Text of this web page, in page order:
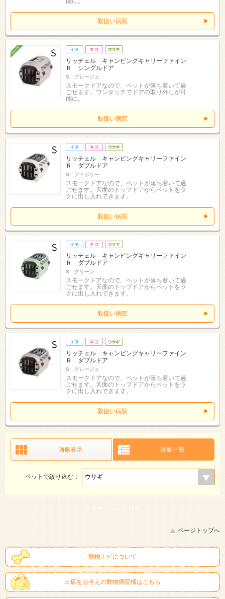
取扱い病院
リッチェル キャンピングキャリーファイン
Ｒ シングルドア
S グレージュ
スモークドアなので、ペットが落ち着いて過
ごせます。ワンタッチでドアの取り外しが可
能に。
取扱い病院
リッチェル キャンピングキャリーファイン
Ｒ ダブルドア
S アイボリー
スモークドアなので、ペットが落ち着いて過
ごせます。天面のトップドアからペットをラ
クに出し入れできます。
取扱い病院
リッチェル キャンピングキャリーファイン
Ｒ ダブルドア
S グリーン
スモークドアなので、ペットが落ち着いて過
ごせます。天面のトップドアからペットをラ
クに出し入れできます。
取扱い病院
リッチェル キャンピングキャリーファイン
Ｒ ダブルドア
S グレージュ
スモークドアなので、ペットが落ち着いて過
ごせます。天面のトップドアからペットをラ
クに出し入れできます。
取扱い病院
画像表示 詳細一覧
ペットで絞り込む：
スマートフォン | PC
ページトップへ
動物ナビについて
出店をお考えの動物病院様はこちら